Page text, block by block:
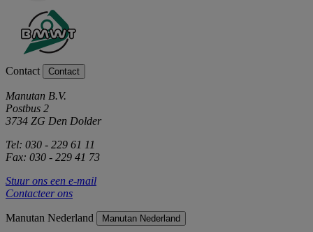
Contact Contact
Manutan B.V.
Postbus 2
3734 ZG Den Dolder
Tel: 030 - 229 61 11
Fax: 030 - 229 41 73
Stuur ons een e-mail
Contacteer ons
Manutan Nederland Manutan Nederland